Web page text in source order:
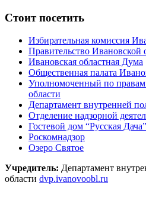
Стоит посетить
Избирательная комиссия
Правительство Ивановской
Ивановская областная Дума
Общественная палата
Уполномоченный по правам
области
Департамент внутренней
Отделение надзорной
Гостевой дом “Русская Дача”
Роскомнадзор
Озеро Святое
Учредитель: Департамент
области dvp.ivanovoobl.ru